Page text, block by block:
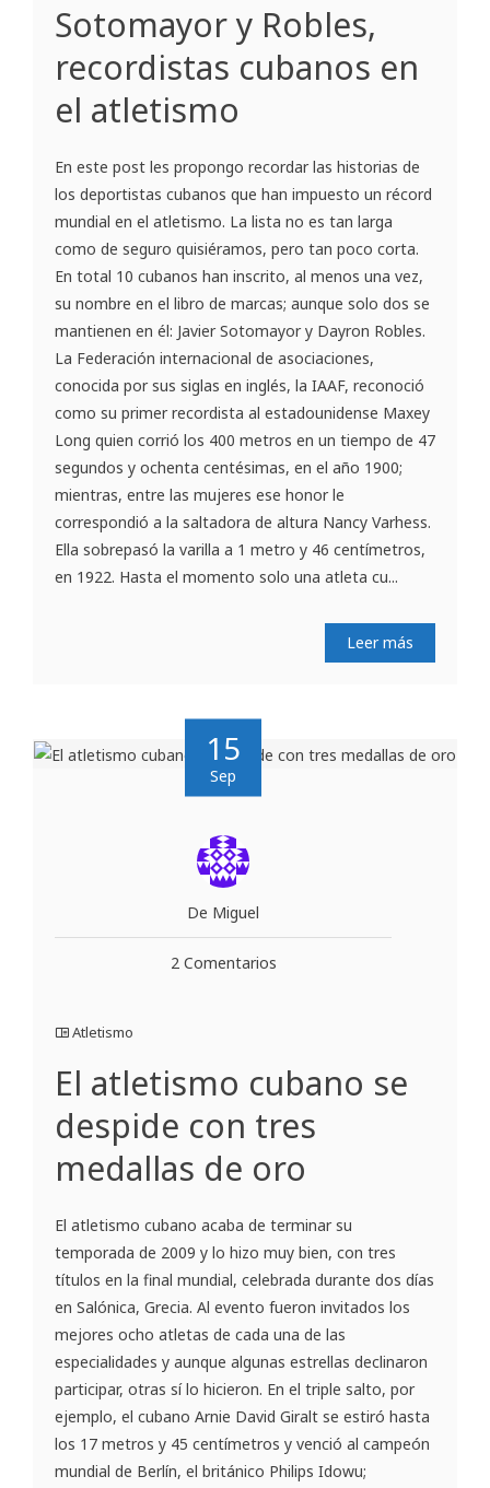
Sotomayor y Robles,
recordistas cubanos en
el atletismo
En este post les propongo recordar las historias de
los deportistas cubanos que han impuesto un récord
mundial en el atletismo. La lista no es tan larga
como de seguro quisiéramos, pero tan poco corta.
En total 10 cubanos han inscrito, al menos una vez,
su nombre en el libro de marcas; aunque solo dos se
mantienen en él: Javier Sotomayor y Dayron Robles.
La Federación internacional de asociaciones,
conocida por sus siglas en inglés, la IAAF, reconoció
como su primer recordista al estadounidense Maxey
Long quien corrió los 400 metros en un tiempo de 47
segundos y ochenta centésimas, en el año 1900;
mientras, entre las mujeres ese honor le
correspondió a la saltadora de altura Nancy Varhess.
Ella sobrepasó la varilla a 1 metro y 46 centímetros,
en 1922. Hasta el momento solo una atleta cu...
Leer más
15
Sep
De Miguel
2 Comentarios
Atletismo
El atletismo cubano se
despide con tres
medallas de oro
El atletismo cubano acaba de terminar su
temporada de 2009 y lo hizo muy bien, con tres
títulos en la final mundial, celebrada durante dos días
en Salónica, Grecia. Al evento fueron invitados los
mejores ocho atletas de cada una de las
especialidades y aunque algunas estrellas declinaron
participar, otras sí lo hicieron. En el triple salto, por
ejemplo, el cubano Arnie David Giralt se estiró hasta
los 17 metros y 45 centímetros y venció al campeón
mundial de Berlín, el británico Philips Idowu;